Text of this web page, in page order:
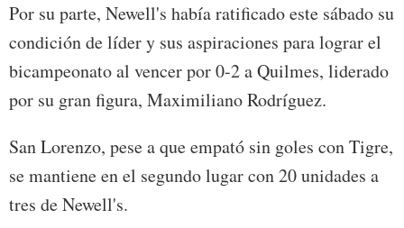
Por su parte, Newell's había ratificado este sábado su
condición de líder y sus aspiraciones para lograr el
bicampeonato al vencer por 0-2 a Quilmes, liderado
por su gran figura, Maximiliano Rodríguez.
San Lorenzo, pese a que empató sin goles con Tigre,
se mantiene en el segundo lugar con 20 unidades a
tres de Newell's.